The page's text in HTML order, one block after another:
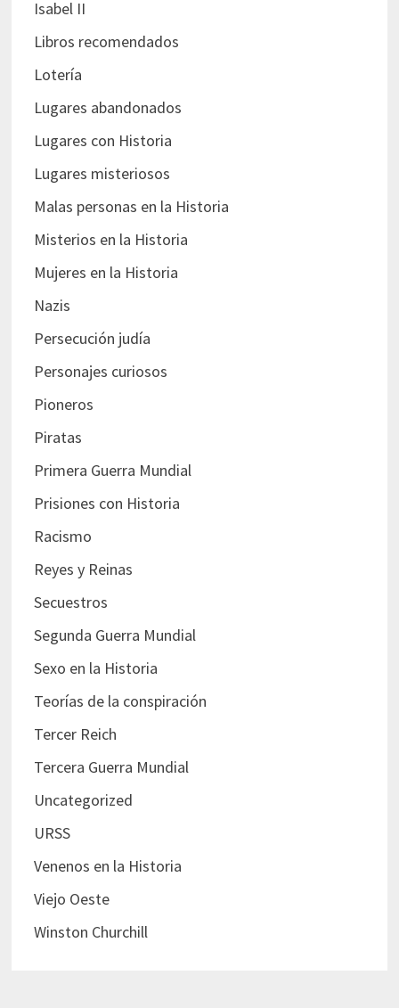
Isabel II
Libros recomendados
Lotería
Lugares abandonados
Lugares con Historia
Lugares misteriosos
Malas personas en la Historia
Misterios en la Historia
Mujeres en la Historia
Nazis
Persecución judía
Personajes curiosos
Pioneros
Piratas
Primera Guerra Mundial
Prisiones con Historia
Racismo
Reyes y Reinas
Secuestros
Segunda Guerra Mundial
Sexo en la Historia
Teorías de la conspiración
Tercer Reich
Tercera Guerra Mundial
Uncategorized
URSS
Venenos en la Historia
Viejo Oeste
Winston Churchill